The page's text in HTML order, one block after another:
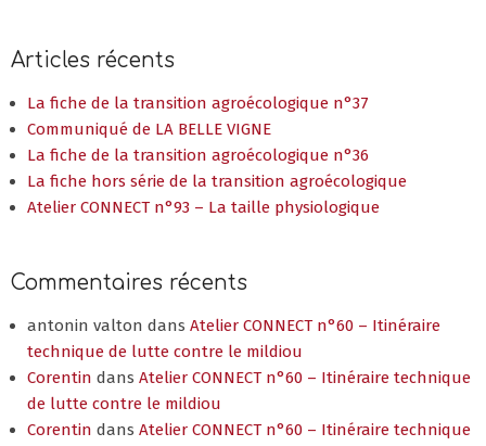
Articles récents
La fiche de la transition agroécologique n°37
Communiqué de LA BELLE VIGNE
La fiche de la transition agroécologique n°36
La fiche hors série de la transition agroécologique
Atelier CONNECT n°93 – La taille physiologique
Commentaires récents
antonin valton dans Atelier CONNECT n°60 – Itinéraire
technique de lutte contre le mildiou
Corentin dans Atelier CONNECT n°60 – Itinéraire technique
de lutte contre le mildiou
Corentin dans Atelier CONNECT n°60 – Itinéraire technique